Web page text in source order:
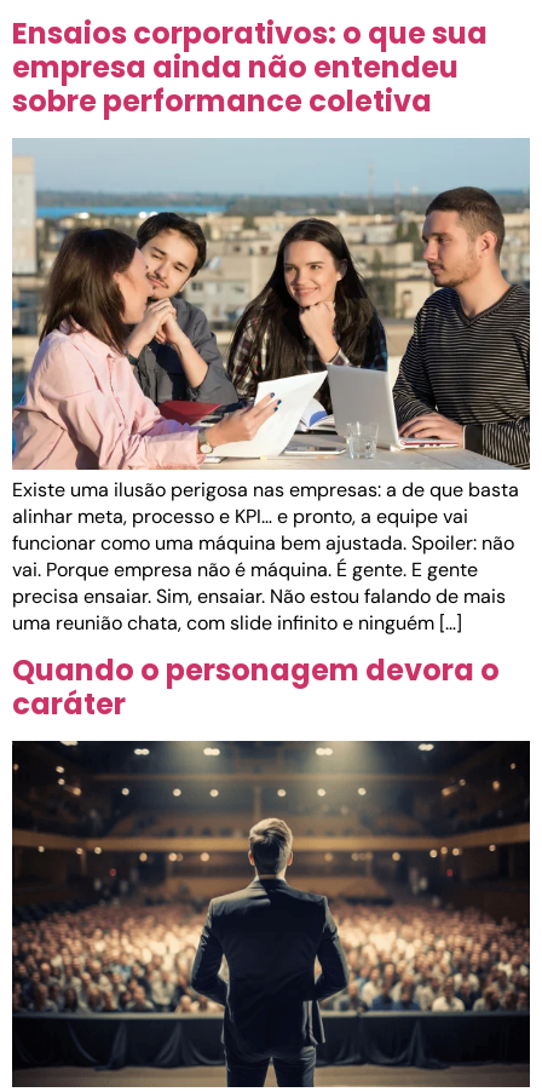
Ensaios corporativos: o que sua
empresa ainda não entendeu
sobre performance coletiva
Existe uma ilusão perigosa nas empresas: a de que basta
alinhar meta, processo e KPI… e pronto, a equipe vai
funcionar como uma máquina bem ajustada. Spoiler: não
vai. Porque empresa não é máquina. É gente. E gente
precisa ensaiar. Sim, ensaiar. Não estou falando de mais
uma reunião chata, com slide infinito e ninguém […]
Quando o personagem devora o
caráter